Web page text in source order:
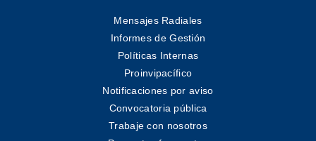
Mensajes Radiales
Informes de Gestión
Políticas Internas
Proinvipacífico
Notificaciones por aviso
Convocatoria pública
Trabaje con nosotros